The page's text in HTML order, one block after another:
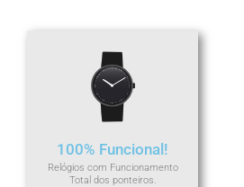
100% Funcional!
Relógios com Funcionamento
Total dos ponteiros.